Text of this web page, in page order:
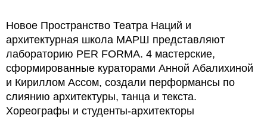
Новое Пространство Театра Наций и
архитектурная школа МАРШ представляют
лабораторию PER FORMA. 4 мастерские,
сформированные кураторами Анной Абалихиной
и Кириллом Ассом, создали перформансы по
слиянию архитектуры, танца и текста.
Хореографы и студенты-архитекторы